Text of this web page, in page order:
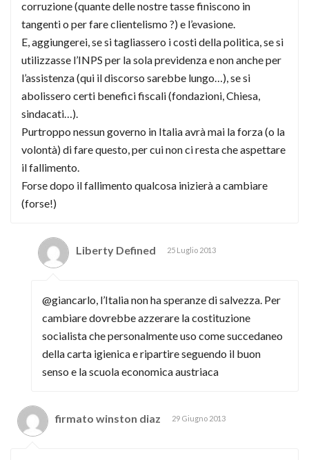
corruzione (quante delle nostre tasse finiscono in
tangenti o per fare clientelismo ?) e l’evasione.
E, aggiungerei, se si tagliassero i costi della politica, se si
utilizzasse l’INPS per la sola previdenza e non anche per
l’assistenza (qui il discorso sarebbe lungo…), se si
abolissero certi benefici fiscali (fondazioni, Chiesa,
sindacati…).
Purtroppo nessun governo in Italia avrà mai la forza (o la
volontà) di fare questo, per cui non ci resta che aspettare
il fallimento.
Forse dopo il fallimento qualcosa inizierà a cambiare
(forse!)
Liberty Defined 25 Luglio 2013
@giancarlo, l’Italia non ha speranze di salvezza. Per
cambiare dovrebbe azzerare la costituzione
socialista che personalmente uso come succedaneo
della carta igienica e ripartire seguendo il buon
senso e la scuola economica austriaca
firmato winston diaz 29 Giugno 2013